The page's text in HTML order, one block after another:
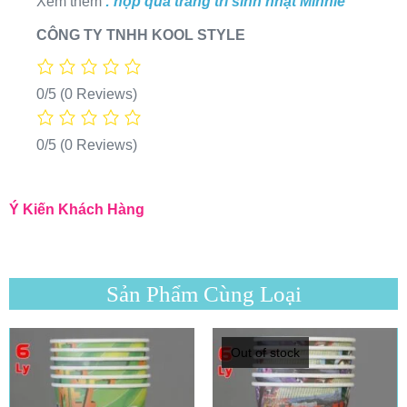
CÔNG TY TNHH KOOL STYLE
0/5 (0 Reviews)
0/5 (0 Reviews)
Ý Kiến Khách Hàng
Sản Phẩm Cùng Loại
Out of stock